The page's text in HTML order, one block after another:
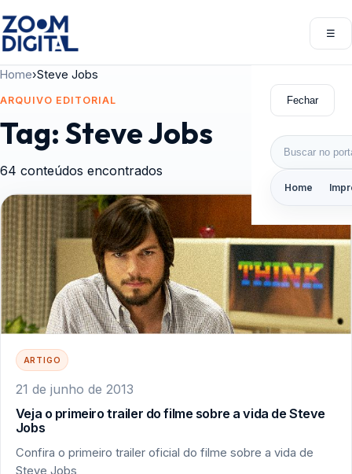
☰
Fechar
Buscar por:
Home
Home›Steve Jobs
ARQUIVO EDITORIAL
Tag:Steve Jobs
64 conteúdos encontrados
ARTIGO
21 de junho de 2013
Veja o primeiro trailer do filme sobre a vida de Steve
Jobs
Confira o primeiro trailer oficial do filme sobre a vida de
Steve Jobs